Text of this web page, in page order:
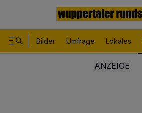
Bilder Umfrage Lokales